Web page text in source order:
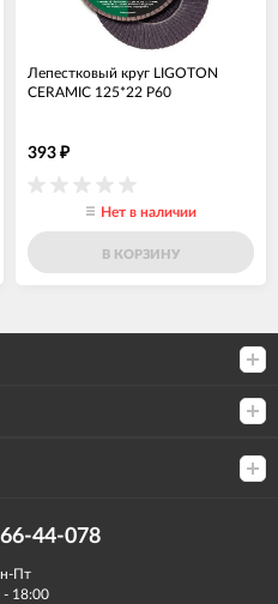
Лепестковый круг LIGOTON
CERAMIC 125*22 Р60
393 ₽
Нет в наличии
В КОРЗИНУ
44-078
Пт
- 18:00